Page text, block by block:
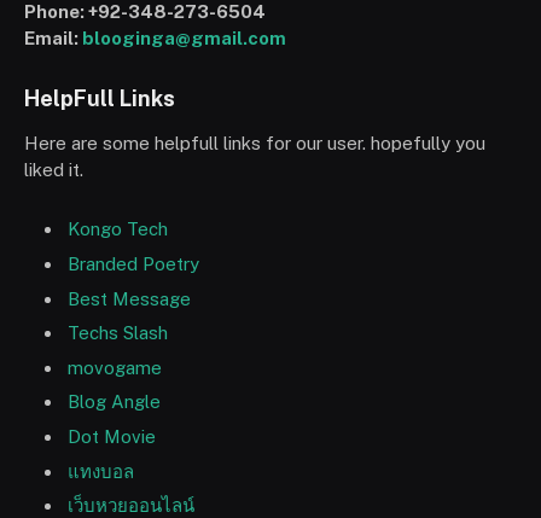
Phone:+92-348-273-6504
Email: blooginga@gmail.com
HelpFull Links
Here are some helpfull links for our user. hopefully you
liked it.
Kongo Tech
Branded Poetry
Best Message
Techs Slash
movogame
Blog Angle
Dot Movie
แทงบอล
เว็บหวยออนไลน์